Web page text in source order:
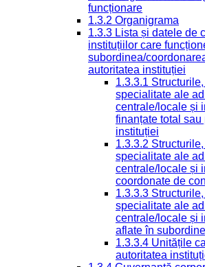
funcționare
1.3.2 Organigrama
1.3.3 Lista și datele de
instituțiilor care
subordinea/
autoritatea instituției
1.3.3.1
specialitate ale
centrale/locale și
finanțate total sau
instituției
1.3.3.2
specialitate ale
centrale/locale și
coordonate de
1.3.3.3
specialitate ale
centrale/locale și
aflate în
1.3.3.4 Unitățile
autoritatea